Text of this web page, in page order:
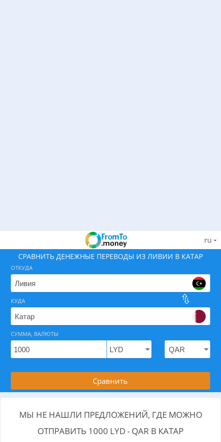
ru
СРАВНИТЬ ДЕНЕЖНЫЕ ПЕРЕВОДЫ ИЗ ЛИВИИ В КАТАР
Найдите лучший способ отправить деньги из
На 07.08.2026 вам доступно 0 предложений с .
ОТКУДА
КУДА
СУММА, ВАЛЮТЫ
Сравнить
МЫ НЕ НАШЛИ ПРЕДЛОЖЕНИЙ, ГДЕ МОЖНО
ОТПРАВИТЬ 1000 LYD - QAR В КАТАР